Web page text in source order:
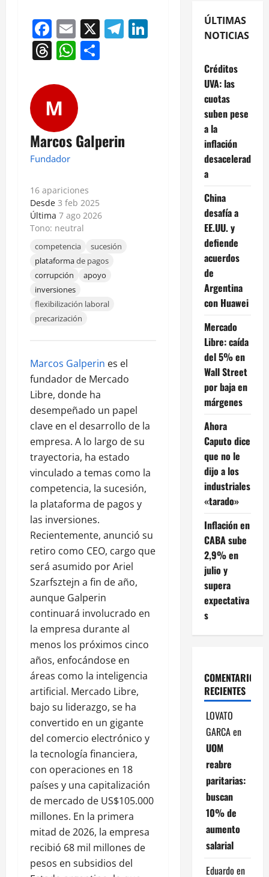
Facebook
Email
X Telegram
LinkedIn
Threads
WhatsApp
M
Marcos Galperin
Fundador
16 apariciones
Desde 3 feb 2025
Última 7 ago 2026
Tono: neutral
competencia
sucesión
plataformade pagos
corrupción
apoyo
inversiones
flexibilización laboral
precarización
Marcos Galperin es el
fundador de Mercado
Libre, donde ha
desempeñado un papel
clave en el desarrollo de la
empresa. A lo largo de su
trayectoria, ha estado
vinculado a temas como la
competencia, la sucesión,
la plataforma de pagos y
las inversiones.
Recientemente, anunció su
retiro como CEO, cargo que
será asumido por Ariel
Szarfsztejn a fin de año,
aunque Galperin
continuará involucrado en
la empresa durante al
menos los próximos cinco
años, enfocándose en
áreas como la inteligencia
artificial. Mercado Libre,
bajo su liderazgo, se ha
convertido en un gigante
del comercio electrónico y
la tecnología financiera,
con operaciones en 18
países y una capitalización
de mercado de US$105.000
millones. En la primera
mitad de 2026, la empresa
recibió 68 mil millones de
pesos en subsidios del
ÚLTIMAS
NOTICIAS
Créditos
UVA: las
cuotas
suben pese
a la
inflación
desacelerad
a
China
desafía a
EE.UU. y
defiende
acuerdos
de
Argentina
con Huawei
Mercado
Libre: caída
del 5% en
Wall Street
por baja en
márgenes
Ahora
Caputo dice
que no le
dijo a los
industriales
«tarado»
Inflación en
CABA sube
2,9% en
julio y
supera
expectativa
s
COMENTARIOS
RECIENTES
LOVATO
GARCAen
UOM
reabre
paritarias:
buscan
10% de
aumento
salarial
Eduardo en